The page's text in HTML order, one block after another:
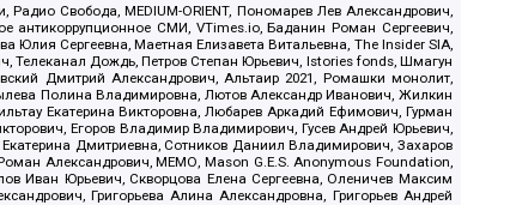
Свобода, MEDIUM-ORIENT, Пономарев Лев Александрович,
антикоррупционное СМИ, VTimes.io, Баданин Роман Сергеевич,
Сергеевна, Маетная Елизавета Витальевна, The Insider SIA,
Телеканал Дождь, Петров Степан Юрьевич, Istories fonds, Шмагун
Дмитрий Александрович, Альтаир 2021, Ромашки монолит,
Полина Владимировна, Лютов Александр Иванович, Жилкин
Екатерина Викторовна, Любарев Аркадий Ефимович, Гурман
Егоров Владимир Владимирович, Гусев Андрей Юрьевич,
Дмитриевна, Сотников Даниил Владимирович, Захаров
Александрович, МЕМО, Mason G.E.S. Anonymous Foundation,
Иван Юрьевич, Скворцова Елена Сергеевна, Оленичев Максим
Григорьева Алина Александровна, Григорьев Андрей